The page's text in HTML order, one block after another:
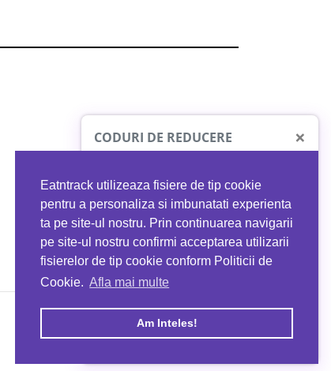
Eatntrack utilizeaza fisiere de tip cookie
pentru a personaliza si imbunatati experienta
ta pe site-ul nostru. Prin continuarea navigarii
pe site-ul nostru confirmi acceptarea utilizarii
fisierelor de tip cookie conform Politicii de
Cookie. Afla mai multe
Am Inteles!
CODURI DE REDUCERE ×
comandă
MYPROTEIN
Ai40%reducere la orice comandă
folosind codul EATTRACK